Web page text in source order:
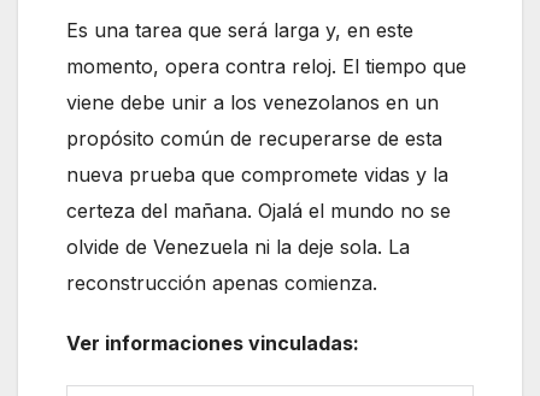
Es una tarea que será larga y, en este
momento, opera contra reloj. El tiempo que
viene debe unir a los venezolanos en un
propósito común de recuperarse de esta
nueva prueba que compromete vidas y la
certeza del mañana. Ojalá el mundo no se
olvide de Venezuela ni la deje sola. La
reconstrucción apenas comienza.
Ver informaciones vinculadas: